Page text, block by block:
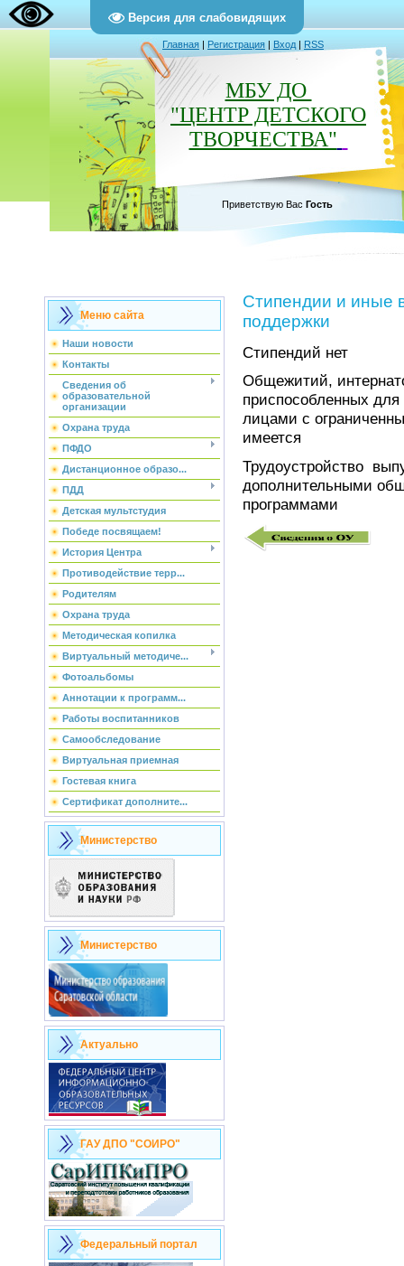
Версия для слабовидящих
Главная | Регистрация | Вход | RSS
МБУ ДО
"ЦЕНТР ДЕТСКОГО
ТВОРЧЕСТВА"
Приветствую Вас Гость
Меню сайта
Наши новости
Контакты
Сведения об
образовательной
организации
Охрана труда
ПФДО
Дистанционное образо...
ПДД
Детская мультстудия
Победе посвящаем!
История Центра
Противодействие терр...
Родителям
Охрана труда
Методическая копилка
Виртуальный методиче...
Фотоальбомы
Аннотации к программ...
Работы воспитанников
Самообследование
Виртуальная приемная
Гостевая книга
Сертификат дополните...
Министерство
Министерство
Актуально
ГАУ ДПО "СОИРО"
Федеральный портал
Стипендии и иные
поддержки
Стипендий нет
Общежитий,
приспособленных
лицами с
имеется
Трудоустройство
дополнительными
программами